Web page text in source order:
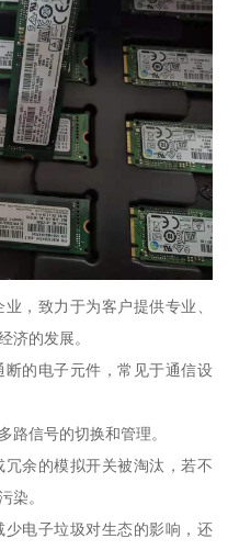
，致力于为客户提供专业、
济的发展。
的电子元件，常见于通信设
路信号的切换和管理。
余的模拟开关被淘汰，若不
染。
电子垃圾对生态的影响，还